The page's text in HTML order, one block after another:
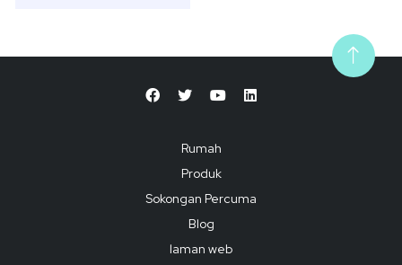
Rumah
Produk
Sokongan Percuma
Blog
laman web